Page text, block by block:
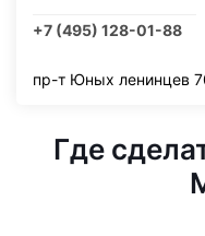
+7 (495) 128-01-88
пр-т Юных ленинцев
Где